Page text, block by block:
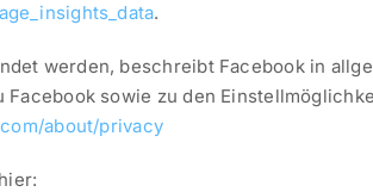
.
werden, beschreibt Facebook in
sowie zu den
about/privacy